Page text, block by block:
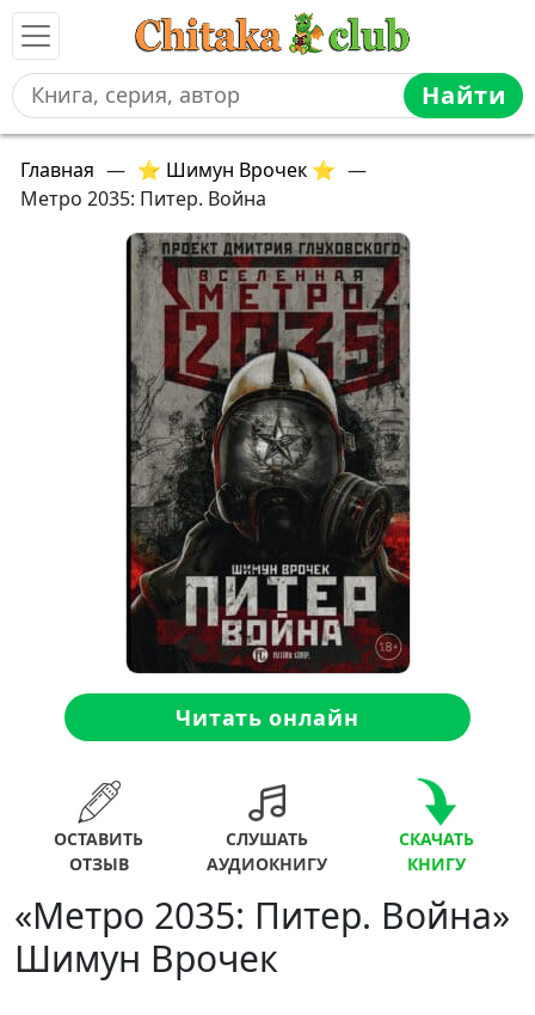
Найти
Главная — ⭐ Шимун Врочек ⭐ —
Метро 2035: Питер. Война
Читать онлайн
ОСТАВИТЬ
ОТЗЫВ
СЛУШАТЬ
АУДИОКНИГУ
СКАЧАТЬ
КНИГУ
«Метро 2035: Питер. Война»
Шимун Врочек